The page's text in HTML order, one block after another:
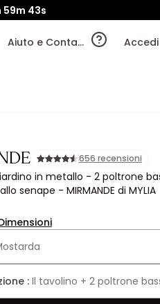
59m 41s
Aiuto e Contatti Accedi
656 recensioni
in metallo - 2 poltrone
senape - MIRMANDE di MYLIA
:Il tavolino + 2 poltrone